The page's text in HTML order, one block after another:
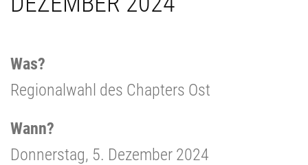
Was?
Regionalwahl des Chapters Ost
Wann?
Donnerstag, 5. Dezember 2024